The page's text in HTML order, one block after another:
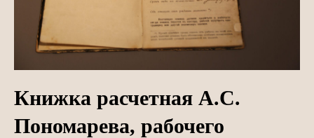
Книжка расчетная А.С.
Пономарева, рабочего